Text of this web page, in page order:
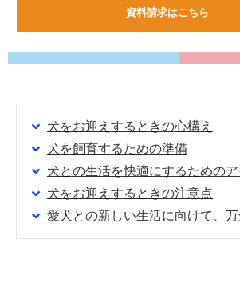
資料請求はこちら
犬をお迎えするときの心構え
犬を飼育するための準備
犬との生活を快適にするための
犬をお迎えするときの注意点
愛犬との新しい生活に向けて、